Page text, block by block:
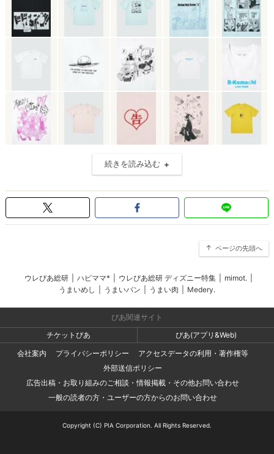
続きを読み込む
ページの先頭へ
ウレぴあ総研 ハピママ* ウレぴあ総研 ディズニー特集 mimot.
うまいめし
うまいパン うまい肉 Medery.
ぴあ関連サイト
チケットぴあ
ぴあ(アプリ&Web)
会社案内
プライバシーポリシー
アクセスデータの利用・著作権等
外部送信ポリシー
広告出稿・お取り組みのご相談・情報掲載・その他お問い合わせ
一般の読者の方・ユーザーの方からのお問い合わせ
Copyright (C) PIA Corporation. All Rights Reserved.